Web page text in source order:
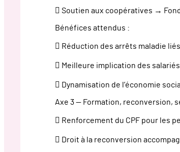
 Soutien aux coopératives →
Bénéfices attendus :
 Réduction des arrêts maladie
 Meilleure implication des
 Dynamisation de l’économie
Axe 3 — Formation, reconversion,
 Renforcement du CPF pour les
 Droit à la reconversion